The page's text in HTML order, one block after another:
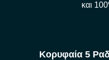
και
Κορυφαία 5